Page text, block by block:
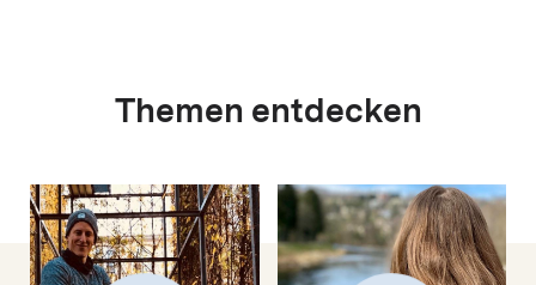
Themen entdecken